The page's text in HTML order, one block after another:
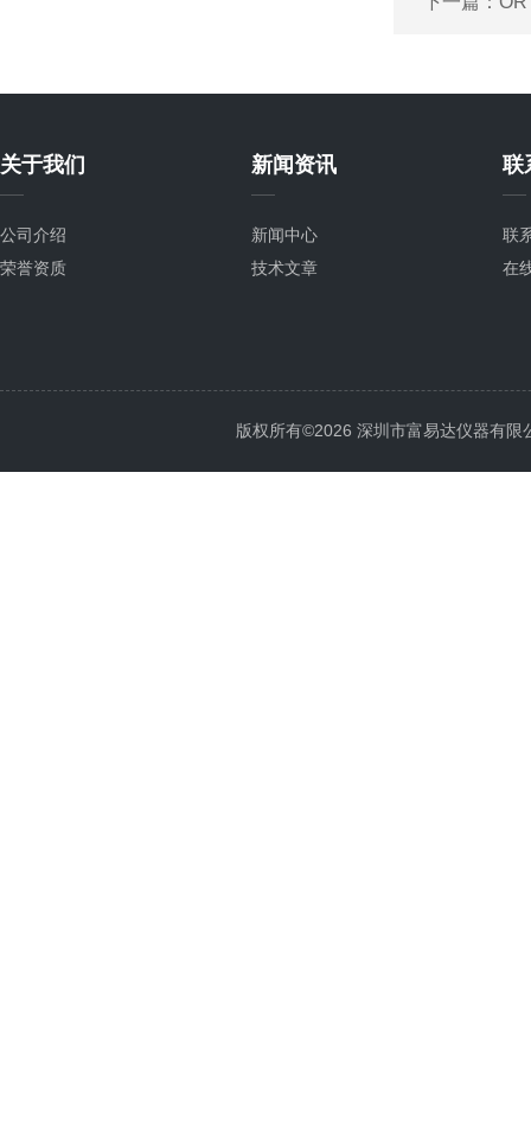
关于我们
公司介绍
荣誉资质
新闻资讯
新闻中心
技术文章
联
联
在
版权所有©2026 深圳市富易达仪器有